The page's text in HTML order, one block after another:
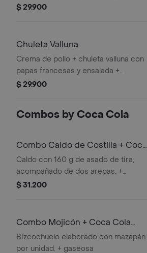
limonada.
$ 29.900
Chuleta Valluna
Crema de pollo + chuleta valluna con
papas francesas y ensalada +
Limonada natural
$ 29.900
Combos by Coca Cola
Combo Caldo de Costilla + Coca
Cola Original 300ml
Caldo con 160 g de asado de tira,
acompañado de dos arepas. +
Gaseosa
$ 31.200
Combo Mojicón + Coca Cola
Original 300ml
Bizcochuelo elaborado con mazapán
por unidad. + gaseosa